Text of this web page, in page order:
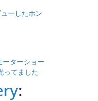
ーしたホン
ーターショー
ってました
: